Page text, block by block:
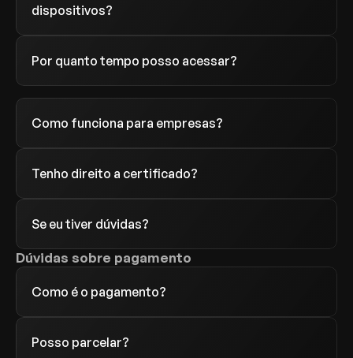
Dúvidas sobre pagamento